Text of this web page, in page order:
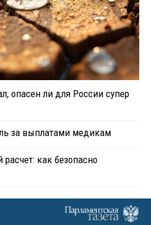
опасен ли для России супер
за выплатами медикам
как безопасно